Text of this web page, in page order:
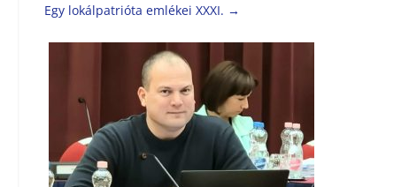
Egy lokálpatrióta emlékei XXXI. →